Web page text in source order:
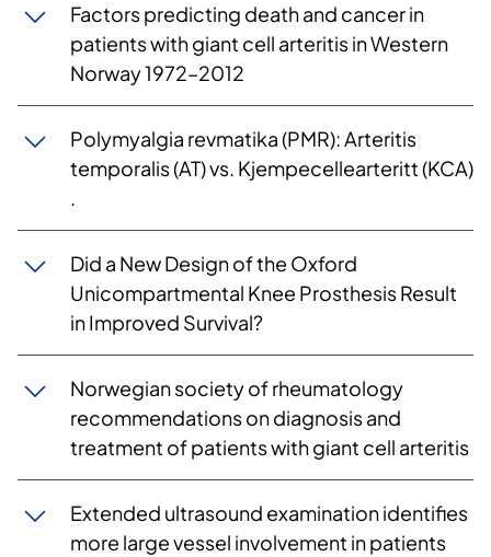
Factors predicting death and cancer in
patients with giant cell arteritis in Western
Norway 1972–2012
​​Polymyalgia revmatika (PMR): Arteritis
temporalis (AT) vs. Kjempecellearteritt (KCA)​
.
​​Did a New Design of the Oxford
Unicompartmental Knee Prosthesis Result
in Improved Survival?
​​Norwegian society of rheumatology
recommendations on diagnosis and
treatment of patients with giant cell arteritis
​​Extended ultrasound examination identifies
more large vessel involvement in patients